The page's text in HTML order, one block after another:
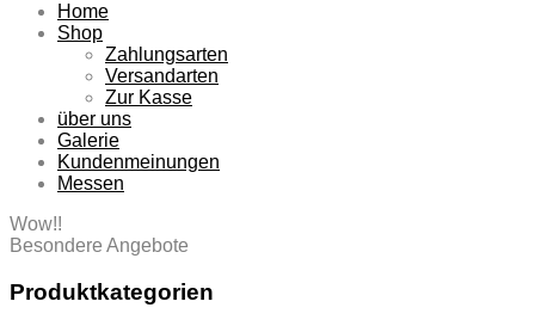
Home
Shop
Zahlungsarten
Versandarten
Zur Kasse
über uns
Galerie
Kundenmeinungen
Messen
Wow!!
Besondere Angebote
Produktkategorien